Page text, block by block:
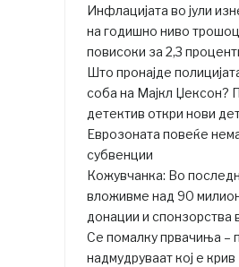
Инфлацијата во јули
на годишно ниво
повисоки за 2,3
Што пронајде
соба на Мајкл Џексон?
детектив откри нови
Еврозоната повеќе
субвенции
Кожувчанка: Во
вложивме над 90
донации и спонзорства
Се помалку првачиња –
надмудруваат кој е крив